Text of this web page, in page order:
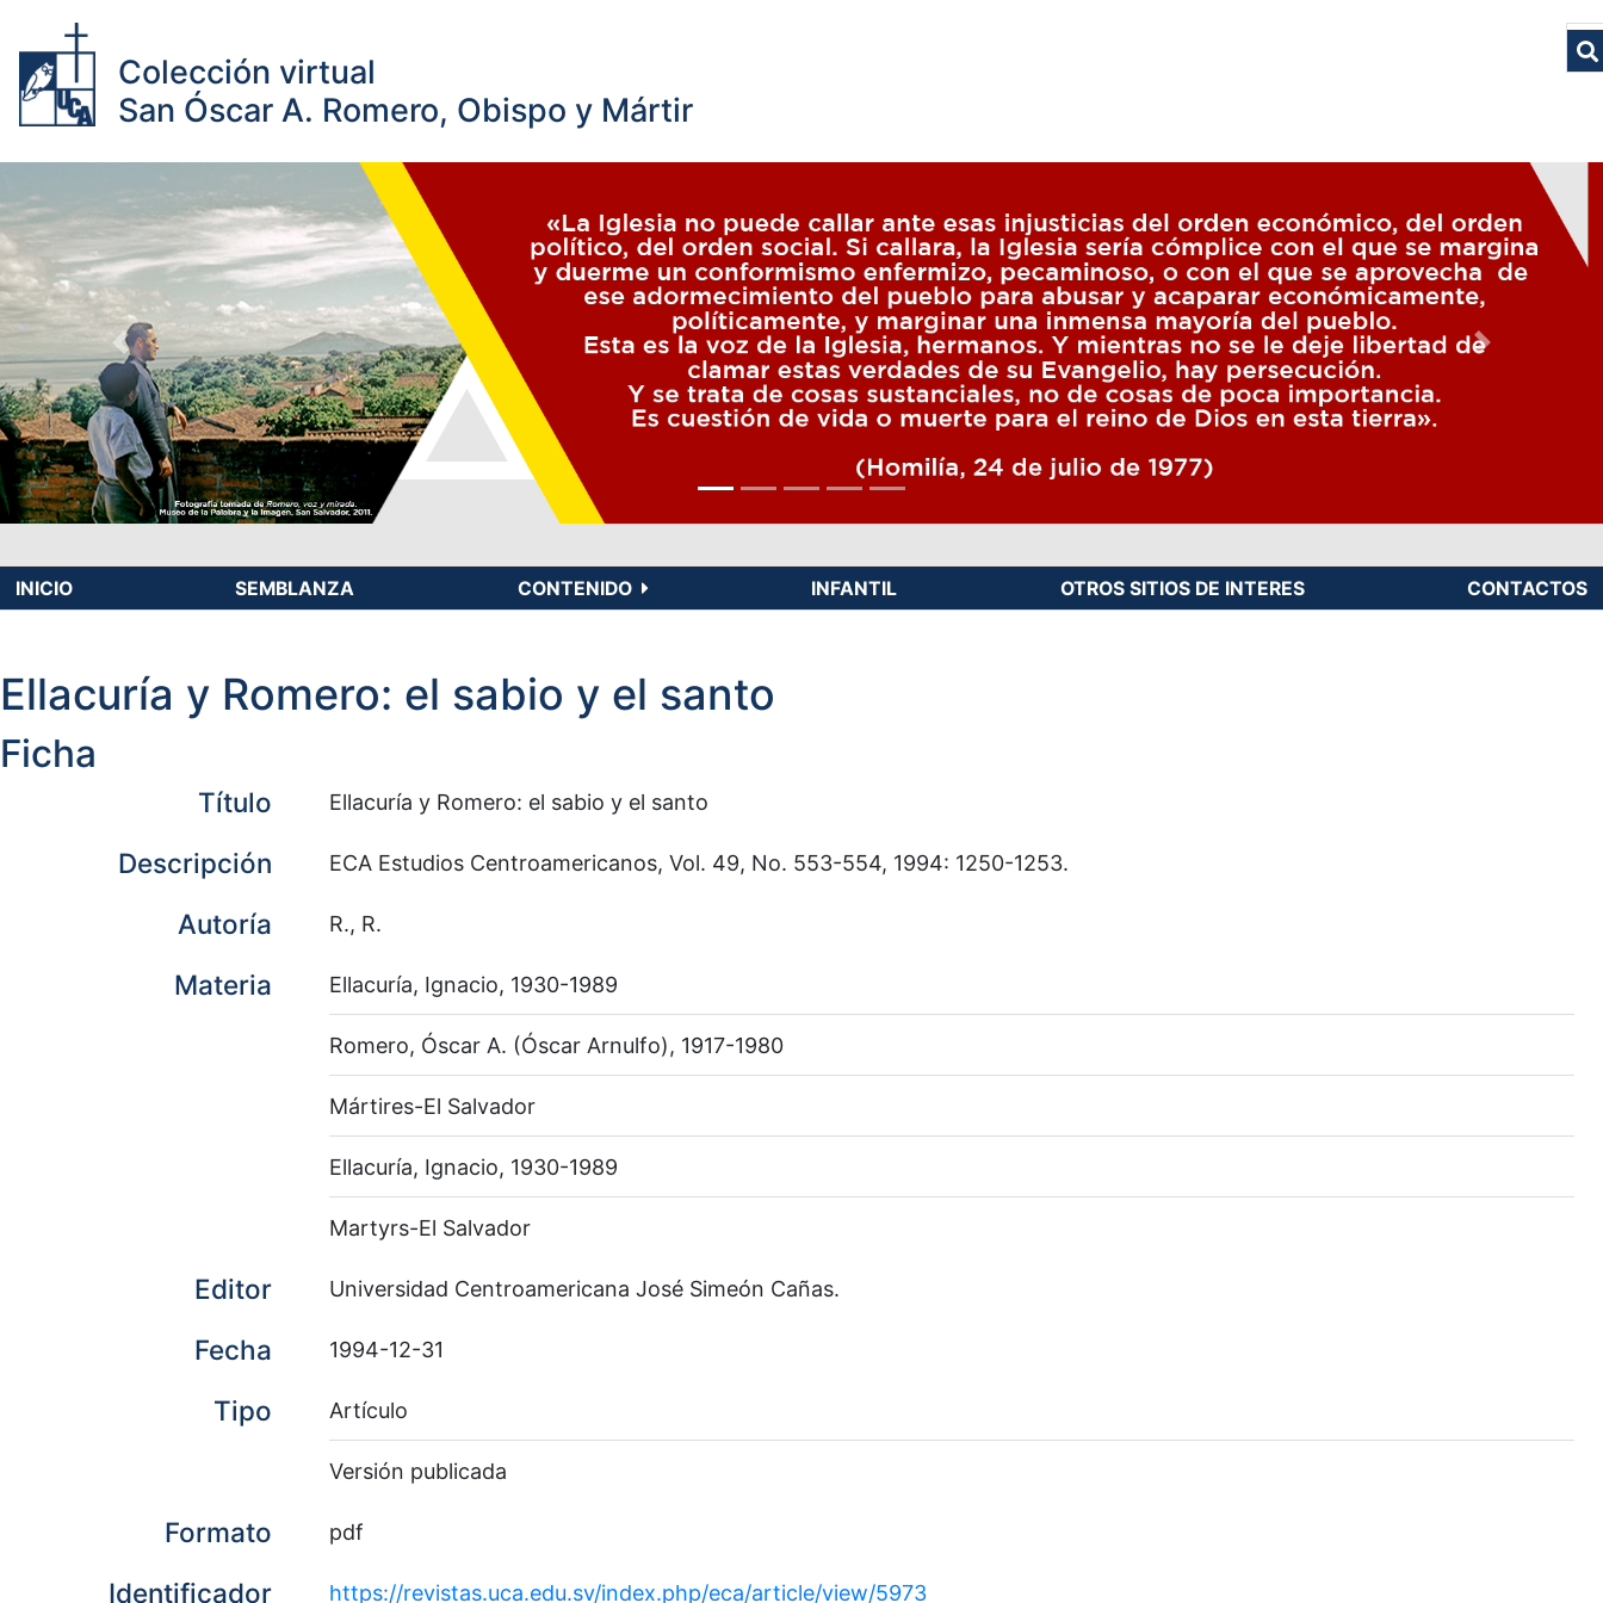
Colección virtual
San Óscar A. Romero, Obispo y Mártir
INICIO SEMBLANZA CONTENIDO INFANTIL OTROS SITIOS DE INTERES CONTACTOS
Ellacuría y Romero: el sabio y el santo
Ficha
Título Ellacuría y Romero: el sabio y el santo
Descripción ECA Estudios Centroamericanos, Vol. 49, No. 553-554, 1994: 1250-1253.
Autoría R., R.
Materia Ellacuría, Ignacio, 1930-1989
Romero, Óscar A. (Óscar Arnulfo), 1917-1980
Mártires-El Salvador
Ellacuría, Ignacio, 1930-1989
Martyrs-El Salvador
Editor Universidad Centroamericana José Simeón Cañas.
Fecha 1994-12-31
Tipo Artículo
Versión publicada
Formato pdf
Identificador https://revistas.uca.edu.sv/index.php/eca/article/view/5973